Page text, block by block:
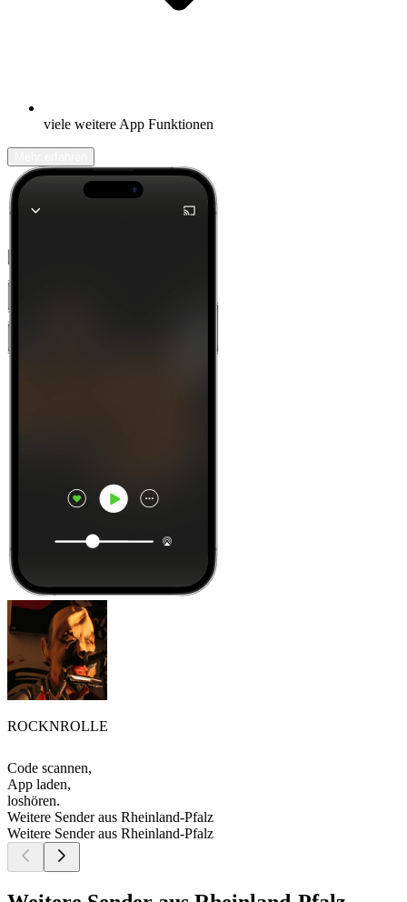
viele weitere App Funktionen
ROCKNROLLE
Code scannen,
App laden,
loshören.
Weitere Sender aus Rheinland-Pfalz
Weitere Sender aus Rheinland-Pfalz